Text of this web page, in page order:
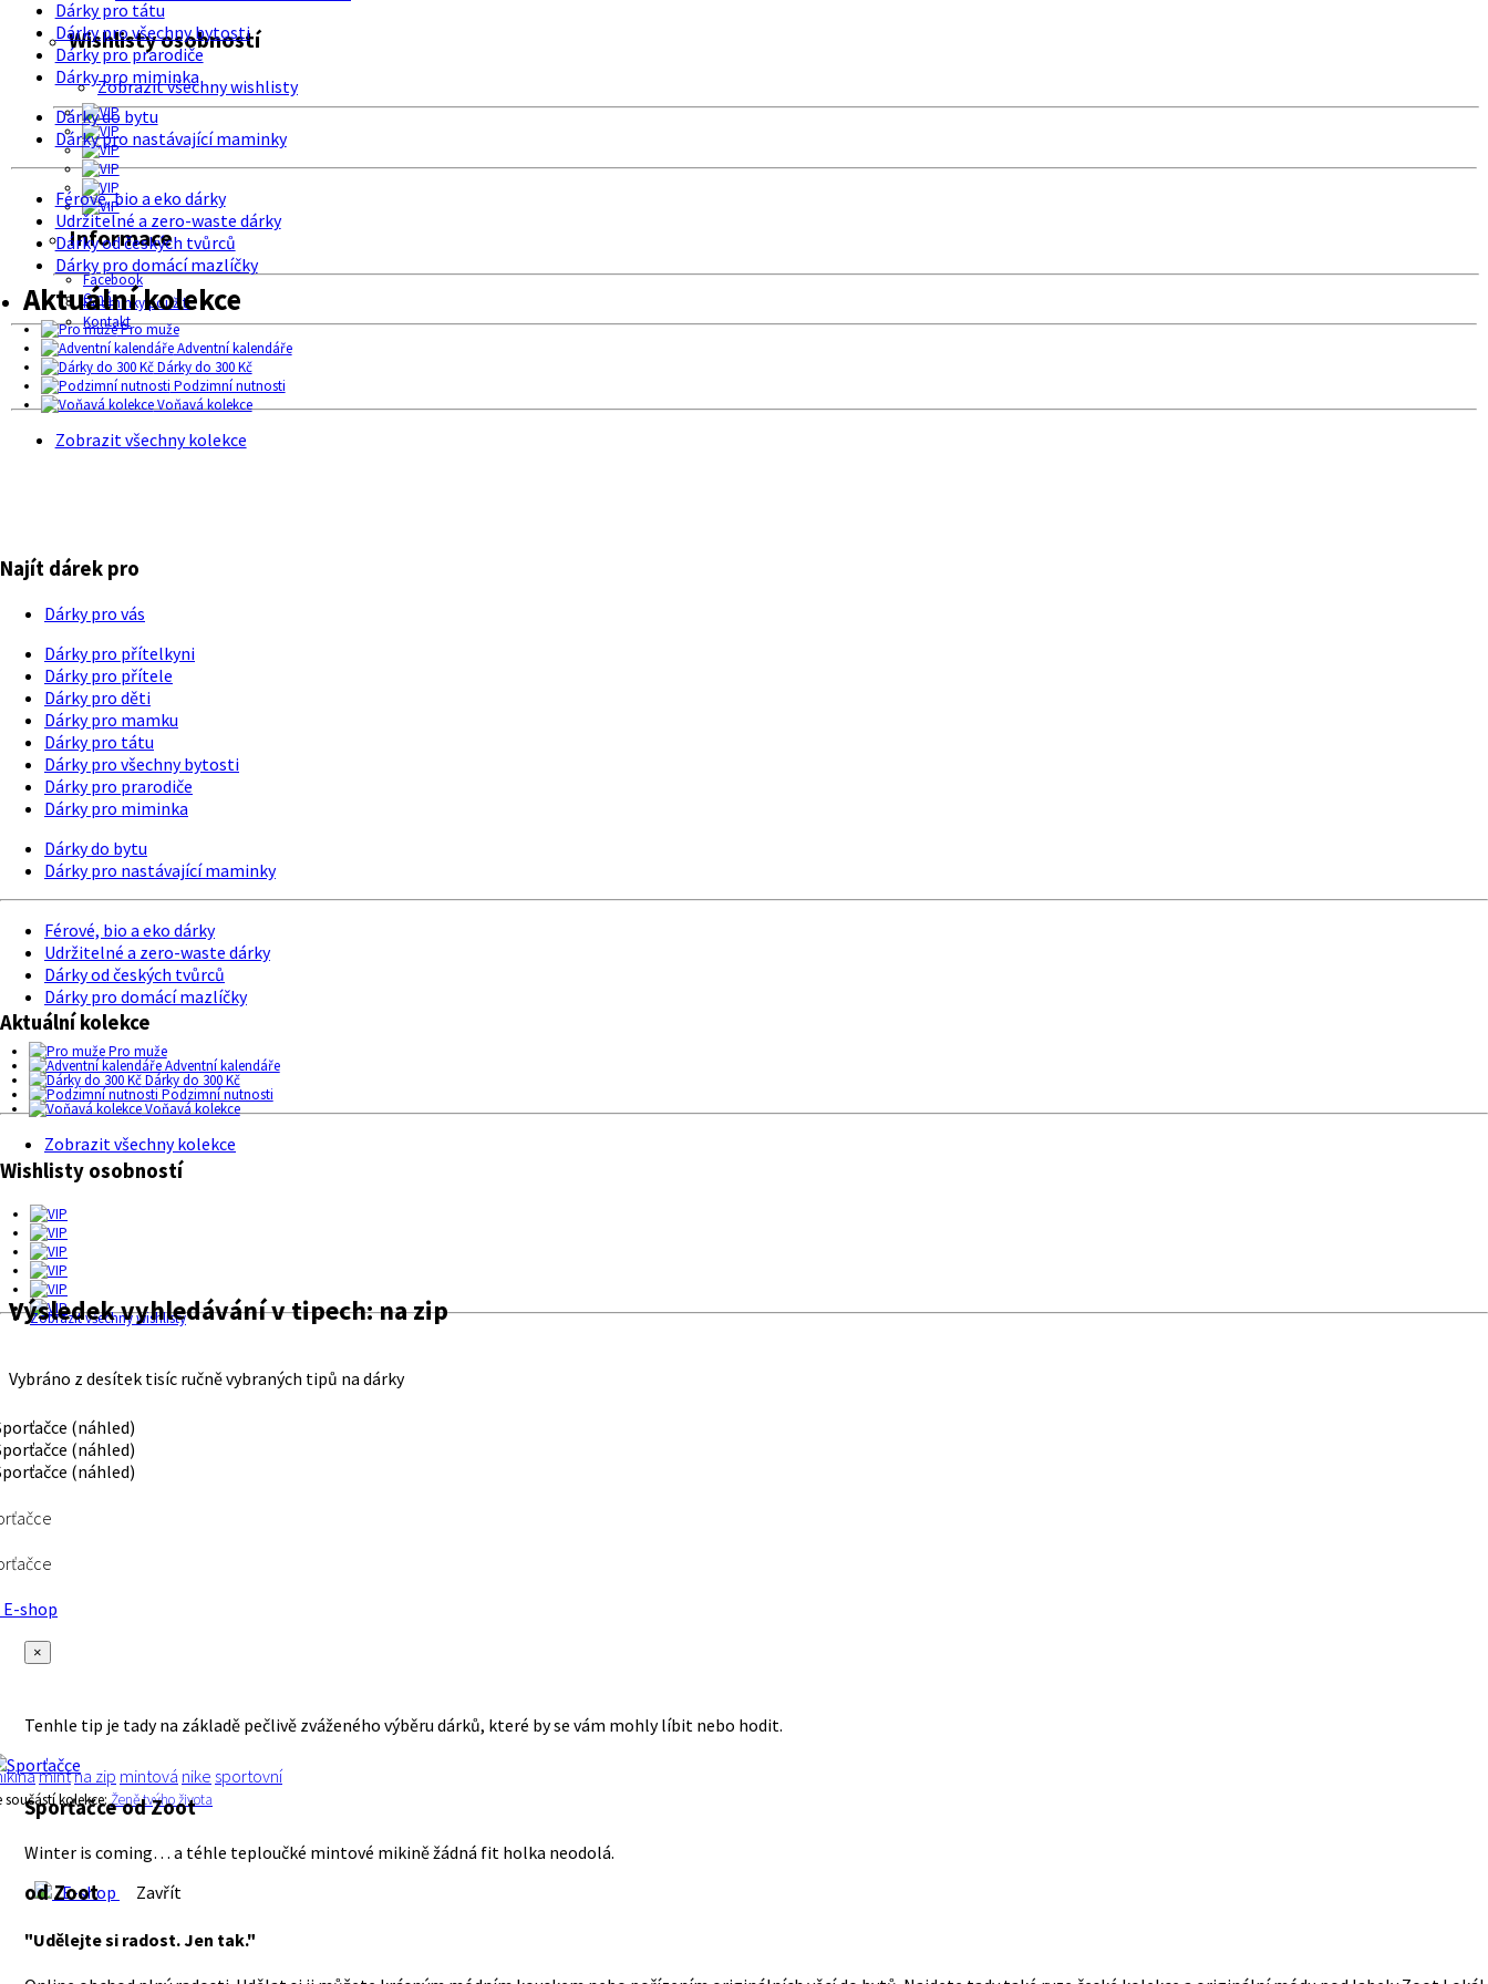
Wishlisty osobností
Zobrazit všechny wishlisty
Informace
Facebook
O nás
Podmínky použití
Kontakt
Dárky pro tátu
Dárky pro všechny bytosti
Dárky pro prarodiče
Dárky pro miminka
Dárky do bytu
Dárky pro nastávající maminky
Férové, bio a eko dárky
Udržitelné a zero-waste dárky
Dárky od českých tvůrců
Dárky pro domácí mazlíčky
Aktuální kolekce
Pro muže
Adventní kalendáře
Dárky do 300 Kč
Podzimní nutnosti
Voňavá kolekce
Zobrazit všechny kolekce
Najít dárek pro
Dárky pro vás
Dárky pro přítelkyni
Dárky pro přítele
Dárky pro děti
Dárky pro mamku
Dárky pro tátu
Dárky pro všechny bytosti
Dárky pro prarodiče
Dárky pro miminka
Dárky do bytu
Dárky pro nastávající maminky
Férové, bio a eko dárky
Udržitelné a zero-waste dárky
Dárky od českých tvůrců
Dárky pro domácí mazlíčky
Aktuální kolekce
Pro muže
Adventní kalendáře
Dárky do 300 Kč
Podzimní nutnosti
Voňavá kolekce
Zobrazit všechny kolekce
Wishlisty osobností
Zobrazit všechny wishlisty
Výsledek vyhledávání v tipech:na zip
Vybráno z desítek tisíc ručně vybraných tipů na dárky
shop
×
Tenhle tip je tady na základě pečlivě zváženého výběru dárků, které by se vám mohly líbit nebo hodit.
mintna zip mintová nike sportovní
součástí kolekce:Ženě tvýho života
Sporťačceod Zoot
Winter is coming… a téhle teploučké mintové mikině žádná fit holka neodolá.
E-shop
Zavřít
od Zoot
"Udělejte si radost. Jen tak."